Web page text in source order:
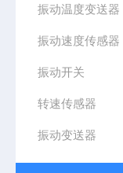
振动温度变送器
振动速度传感器
振动开关
转速传感器
振动变送器